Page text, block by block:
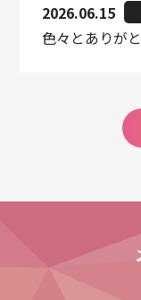
2026.06.15
色々とありが